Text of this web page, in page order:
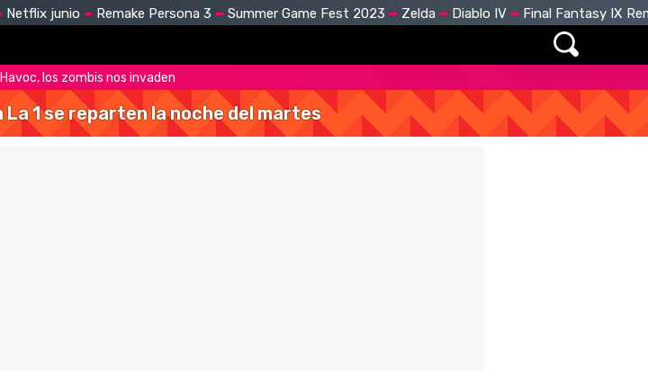
Netflix junio Remake Persona 3 Summer Game Fest 2023 Zelda Diablo IV Final Fantasy IX
los zombis nos invaden
1 se reparten la noche del martes